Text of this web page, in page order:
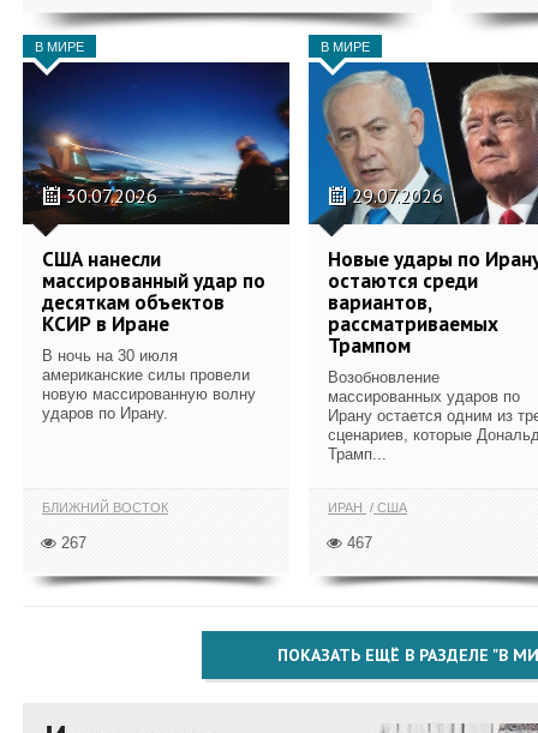
В МИРЕ
30.07.2026
США нанесли
массированный удар по
десяткам объектов
КСИР в Иране
В ночь на 30 июля
американские силы провели
новую массированную волну
ударов по Ирану.
БЛИЖНИЙ ВОСТОК
267
В МИРЕ
29.07.2026
Новые удары по
остаются среди
вариантов,
рассматриваемых
Трампом
Возобновление
массированных ударов по
Ирану остается одним из
сценариев, которые
Трамп...
ИРАН США
467
ПОКАЗАТЬ ЕЩЁ В РАЗДЕЛЕ "В